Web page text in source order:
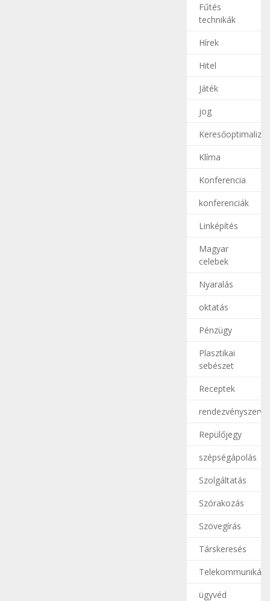
Fűtés
technikák
Hírek
Hitel
Játék
jog
Klíma
Konferencia
konferenciák
Linképítés
Magyar
celebek
Nyaralás
oktatás
Pénzügy
Plasztikai
sebészet
Receptek
Repülőjegy
szépségápolás
Szolgáltatás
Szórakozás
Szövegírás
Társkeresés
ügyvéd